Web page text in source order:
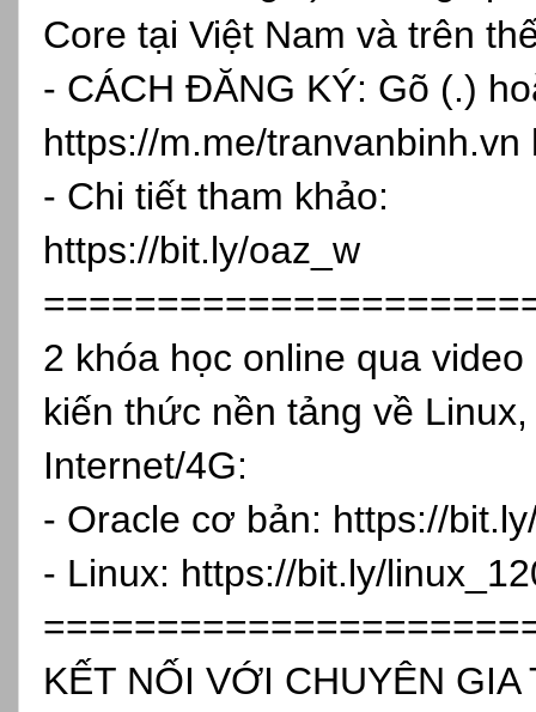
Core tại Việt Nam và trên
- CÁCH ĐĂNG KÝ: Gõ (.)
https://m.me/tranvanbinh.vn
- Chi tiết tham khảo:
https://bit.ly/oaz_w
2 khóa học online qua
kiến thức nền tảng về
Internet/4G:
- Oracle cơ bản: https://
- Linux: https://bit.ly/
KẾT NỐI VỚI CHUYÊN GIA